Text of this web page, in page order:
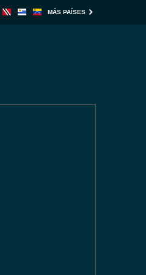
MÁS PAÍSES